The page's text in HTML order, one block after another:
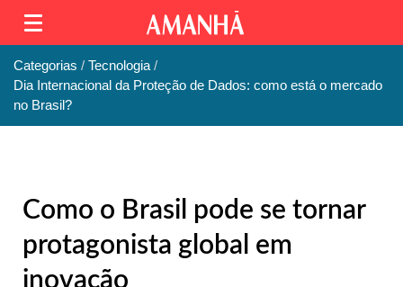
Categorias
Tecnologia
Dia Internacional da Proteção de Dados: como está o mercado
no Brasil?
Como o Brasil pode se tornar
protagonista global em
inovação